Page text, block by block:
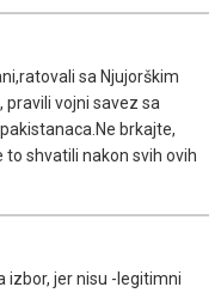
sa Njujorškim
pravili vojni savez sa
brkajte,
to shvatili nakon svih ovih
izbor, jer nisu -legitimni